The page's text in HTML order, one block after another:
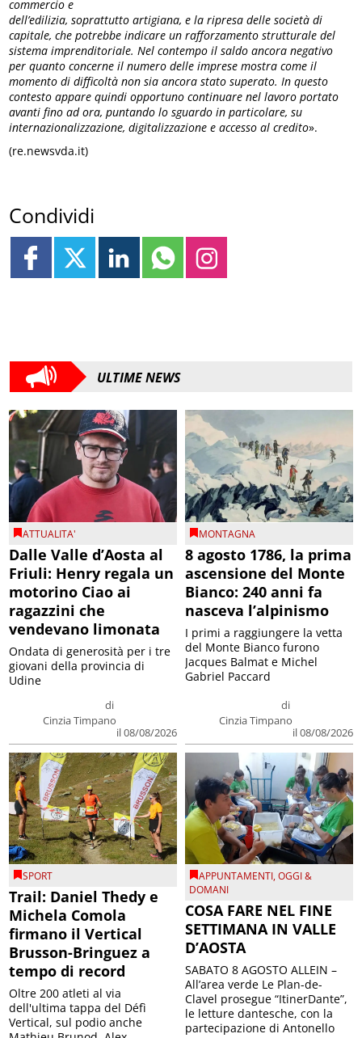
commercio e
dell’edilizia, soprattutto artigiana, e la ripresa delle società di
capitale, che potrebbe indicare un rafforzamento strutturale del
sistema imprenditoriale. Nel contempo il saldo ancora negativo
per quanto concerne il numero delle imprese mostra come il
momento di difficoltà non sia ancora stato superato. In questo
contesto appare quindi opportuno continuare nel lavoro portato
avanti fino ad ora, puntando lo sguardo in particolare, su
internazionalizzazione, digitalizzazione e accesso al credito».
(re.newsvda.it)
Condividi
ULTIME NEWS
ATTUALITA'
Dalle Valle d’Aosta al
Friuli: Henry regala un
motorino Ciao ai
ragazzini che
vendevano limonata
di
Cinzia Timpano
il 08/08/2026
Ondata di generosità per i tre
giovani della provincia di
Udine
MONTAGNA
8 agosto 1786, la prima
ascensione del Monte
Bianco: 240 anni fa
nasceva l’alpinismo
di
Cinzia Timpano
il 08/08/2026
I primi a raggiungere la vetta
del Monte Bianco furono
Jacques Balmat e Michel
Gabriel Paccard
SPORT
Trail: Daniel Thedy e
Michela Comola
firmano il Vertical
Brusson-Bringuez a
tempo di record
Oltre 200 atleti al via
dell'ultima tappa del Défì
Vertical, sul podio anche
APPUNTAMENTI,OGGI &
DOMANI
COSA FARE NEL FINE
SETTIMANA IN VALLE
D’AOSTA
SABATO 8 AGOSTO ALLEIN –
All’area verde Le Plan-de-
Clavel prosegue “ItinerDante”,
le letture dantesche, con la
partecipazione di Antonello